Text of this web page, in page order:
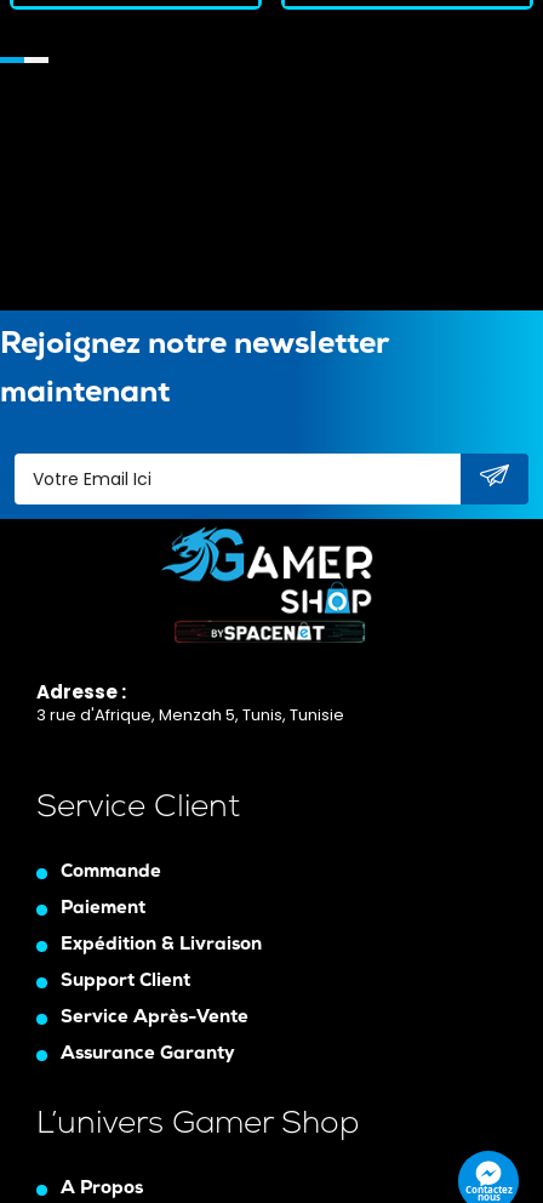
Rejoignez notre newsletter
maintenant
Adresse :
3 rue d'Afrique, Menzah 5, Tunis, Tunisie
Service Client
Commande
Paiement
Expédition & Livraison
Support Client
Service Après-Vente
Assurance Garanty
L’univers Gamer Shop
A Propos Contactez
nous